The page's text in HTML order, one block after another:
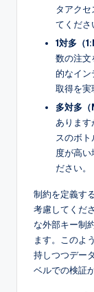
タアクセ
てくださ
1対多（
数の注文
的なイン
取得を実
多対多（
あります
スのボ
度が高い
ださい。
制約を定義す
考慮してくだ
な外部キー制
ます。このよ
持しつつデー
ベルでの検証